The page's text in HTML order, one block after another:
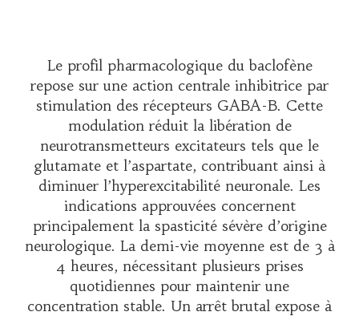
Le profil pharmacologique du baclofène
repose sur une action centrale inhibitrice par
stimulation des récepteurs GABA-B. Cette
modulation réduit la libération de
neurotransmetteurs excitateurs tels que le
glutamate et l’aspartate, contribuant ainsi à
diminuer l’hyperexcitabilité neuronale. Les
indications approuvées concernent
principalement la spasticité sévère d’origine
neurologique. La demi-vie moyenne est de 3 à
4 heures, nécessitant plusieurs prises
quotidiennes pour maintenir une
concentration stable. Un arrêt brutal expose à